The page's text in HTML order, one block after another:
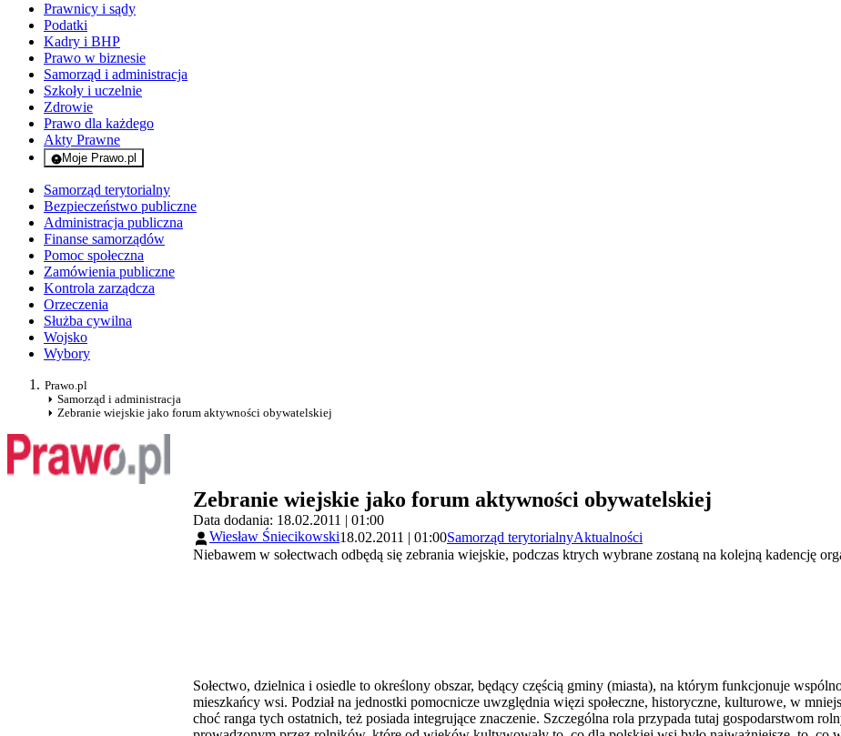
Prawnicy i sądy
Podatki
Kadry i BHP
Prawo w biznesie
Samorząd i administracja
Szkoły i uczelnie
Zdrowie
Prawo dla każdego
Akty Prawne
Moje Prawo.pl
- rejestracja i logowanie do serwisu
Samorząd terytorialny
Bezpieczeństwo publiczne
Administracja publiczna
Finanse samorządów
Pomoc społeczna
Zamówienia publiczne
Kontrola zarządcza
Orzeczenia
Służba cywilna
Wojsko
Wybory
Prawo.pl
Samorząd i administracja
Zebranie wiejskie jako forum aktywności obywatelskiej
Zebranie wiejskie jako forum aktywności obywatelskiej
Data dodania: 18.02.2011 | 01:00
Wiesław Śniecikowski18.02.2011 | 01:00Samorząd terytorialnyAktualności
Niebawem w sołectwach odbędą się zebrania wiejskie, podczas ktrych wybrane zostaną na kolejną kadencję
Sołectwo, dzielnica i osiedle to określony obszar, będący częścią gminy (miasta), na którym funkcjonuje
mieszkańcy wsi. Podział na jednostki pomocnicze uwzględnia więzi społeczne, historyczne, kulturowe, w
choć ranga tych ostatnich, też posiada integrujące znaczenie. Szczególna rola przypada tutaj gospodarstwom